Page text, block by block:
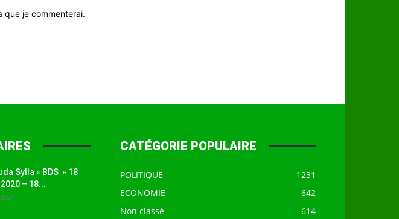
que je commenterai.
Sylla « BDS » 18
– 18...
CATÉGORIE POPULAIRE
POLITIQUE
1231
ECONOMIE
642
Non classé
614